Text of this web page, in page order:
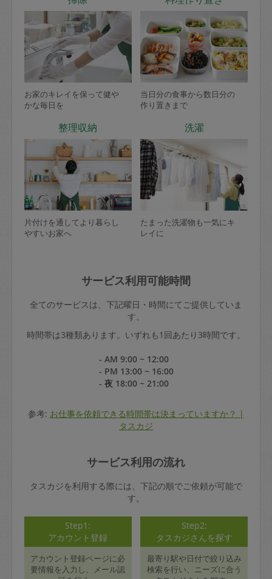
お家のキレイを保って健や
かな毎日を
当日分の食事から数日分の
作り置きまで
整理収納
片付けを通してより暮らし
やすいお家へ
洗濯
たまった洗濯物も一気にキ
レイに
サービス利用可能時間
全てのサービスは、下記曜日・時間にてご提供していま
す。
時間帯は3種類あります。いずれも1回あたり3時間です。
- AM 9:00 ~ 12:00
- PM 13:00 ~ 16:00
- 夜 18:00 ~ 21:00
参考: お仕事を依頼できる時間帯は決まっていますか？ |
タスカジ
サービス利用の流れ
タスカジを利用する際には、下記の順でご依頼が可能で
す。
Step1:
アカウント登録
アカウント登録ページに必
要情報を入力し、メール認
Step2:
タスカジさんを探す
最寄り駅や日付で絞り込み
検索を行い、ニーズに合う